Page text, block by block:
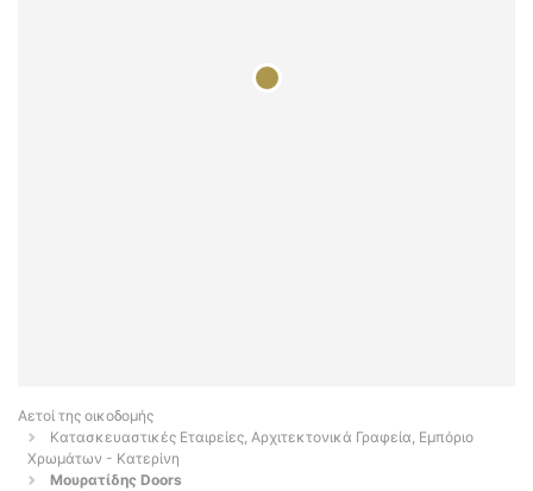
Αετοί της οικοδομής
Κατασκευαστικές Εταιρείες, Αρχιτεκτονικά Γραφεία, Εμπόριο
Χρωμάτων - Κατερίνη
Μουρατίδης Doors